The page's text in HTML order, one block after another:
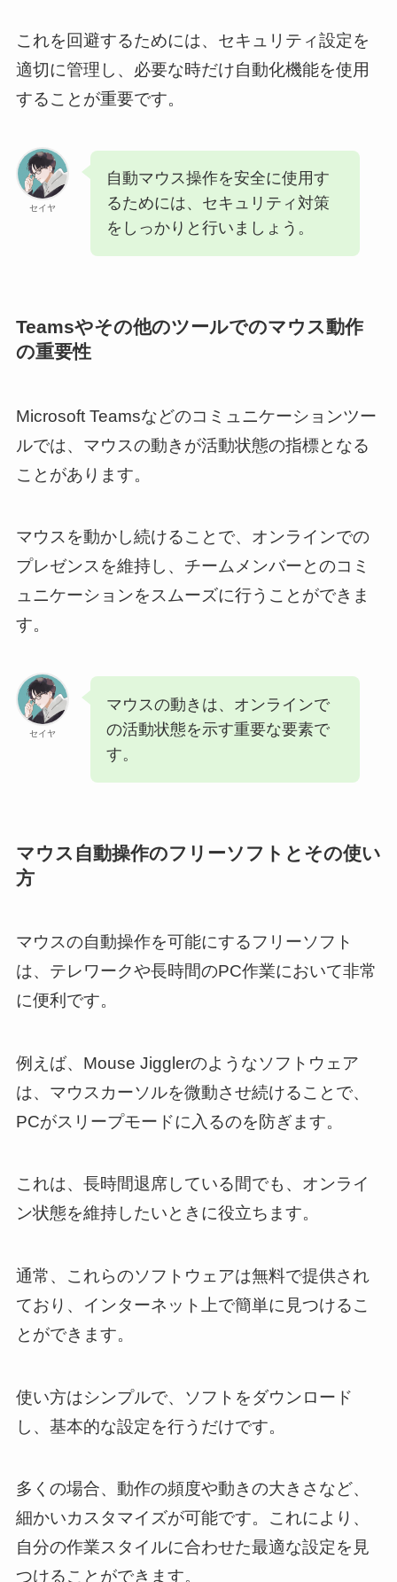
これを回避するためには、セキュリティ設定を
適切に管理し、必要な時だけ自動化機能を使用
することが重要です。
セイヤ
自動マウス操作を安全に使用す
るためには、セキュリティ対策
をしっかりと行いましょう。
Teamsやその他のツールでのマウス動作
の重要性
Microsoft Teamsなどのコミュニケーションツー
ルでは、マウスの動きが活動状態の指標となる
ことがあります。
マウスを動かし続けることで、オンラインでの
プレゼンスを維持し、チームメンバーとのコミ
ュニケーションをスムーズに行うことができま
す。
セイヤ
マウスの動きは、オンラインで
の活動状態を示す重要な要素で
す。
マウス自動操作のフリーソフトとその使い
方
マウスの自動操作を可能にするフリーソフト
は、テレワークや長時間のPC作業において非常
に便利です。
例えば、Mouse Jigglerのようなソフトウェア
は、マウスカーソルを微動させ続けることで、
PCがスリープモードに入るのを防ぎます。
これは、長時間退席している間でも、オンライ
ン状態を維持したいときに役立ちます。
通常、これらのソフトウェアは無料で提供され
ており、インターネット上で簡単に見つけるこ
とができます。
使い方はシンプルで、ソフトをダウンロード
し、基本的な設定を行うだけです。
多くの場合、動作の頻度や動きの大きさなど、
細かいカスタマイズが可能です。これにより、
自分の作業スタイルに合わせた最適な設定を見
つけることができます。